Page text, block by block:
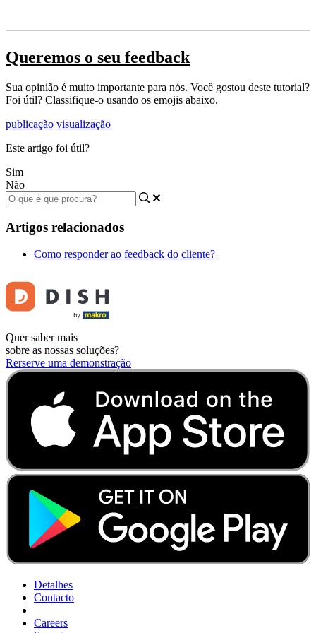
Queremos o seu feedback
Sua opinião é muito importante para nós. Você gostou deste tutorial?
Foi útil? Classifique-o usando os emojis abaixo.
publicação visualização
Este artigo foi útil?
Sim
Não
Artigos relacionados
Como responder ao feedback do cliente?
Quer saber mais
sobre as nossas soluções?
Rerserve uma demonstração
Detalhes
Contacto
Careers